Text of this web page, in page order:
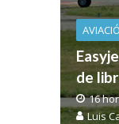
de
16
Luis